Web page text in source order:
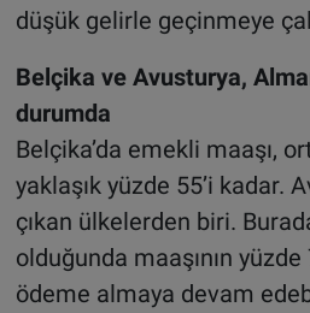
düşük gelirle geçinmeye
Belçika ve Avusturya,
durumda
Belçika’da emekli maaşı,
yaklaşık yüzde 55’i kadar.
çıkan ülkelerden biri.
olduğunda maaşının yüzde
ödeme almaya devam